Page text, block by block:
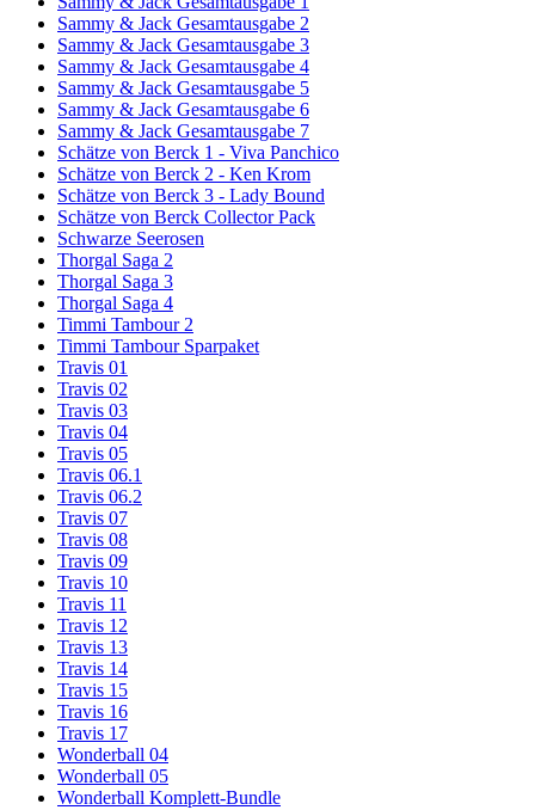
Sammy & Jack Gesamtausgabe 2
Sammy & Jack Gesamtausgabe 3
Sammy & Jack Gesamtausgabe 4
Sammy & Jack Gesamtausgabe 5
Sammy & Jack Gesamtausgabe 6
Sammy & Jack Gesamtausgabe 7
Schätze von Berck 1 - Viva Panchico
Schätze von Berck 2 - Ken Krom
Schätze von Berck 3 - Lady Bound
Schätze von Berck Collector Pack
Schwarze Seerosen
Thorgal Saga 2
Thorgal Saga 3
Thorgal Saga 4
Timmi Tambour 2
Timmi Tambour Sparpaket
Travis 01
Travis 02
Travis 03
Travis 04
Travis 05
Travis 06.1
Travis 06.2
Travis 07
Travis 08
Travis 09
Travis 10
Travis 11
Travis 12
Travis 13
Travis 14
Travis 15
Travis 16
Travis 17
Wonderball 04
Wonderball 05
Wonderball Komplett-Bundle